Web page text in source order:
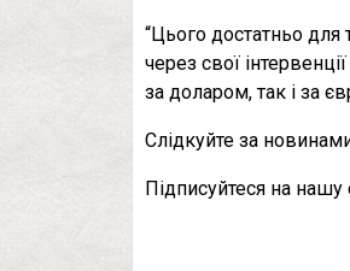
“Цього достатньо
через свої
за доларом, так і за
Слідкуйте за
Підписуйтеся на нашу